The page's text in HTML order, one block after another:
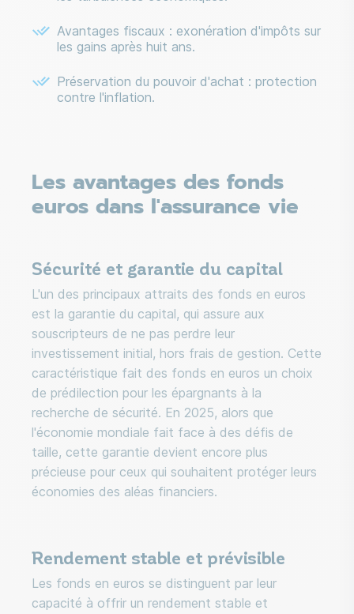
Avantages fiscaux : exonération d'impôts sur
les gains après huit ans.
Préservation du pouvoir d'achat : protection
contre l'inflation.
Les avantages des fonds
euros dans l'assurance vie
Sécurité et garantie du capital
L'un des principaux attraits des fonds en euros
est la garantie du capital, qui assure aux
souscripteurs de ne pas perdre leur
investissement initial, hors frais de gestion. Cette
caractéristique fait des fonds en euros un choix
de prédilection pour les épargnants à la
recherche de sécurité. En 2025, alors que
l'économie mondiale fait face à des défis de
taille, cette garantie devient encore plus
précieuse pour ceux qui souhaitent protéger leurs
économies des aléas financiers.
Rendement stable et prévisible
Les fonds en euros se distinguent par leur
capacité à offrir un rendement stable et